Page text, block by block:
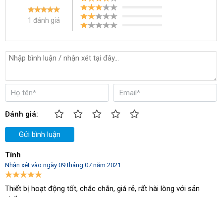
Hiệu năng làm sạch
IPC SD 17-400 vận hành với công suất khoảng 1600W cùng
1 đánh giá
Đánh giá:
Gửi bình luận
Tính
Nhận xét vào ngày 09 tháng 07 năm 2021
Thiết bị hoạt động tốt, chắc chắn, giá rẻ, rất hài lòng với sản